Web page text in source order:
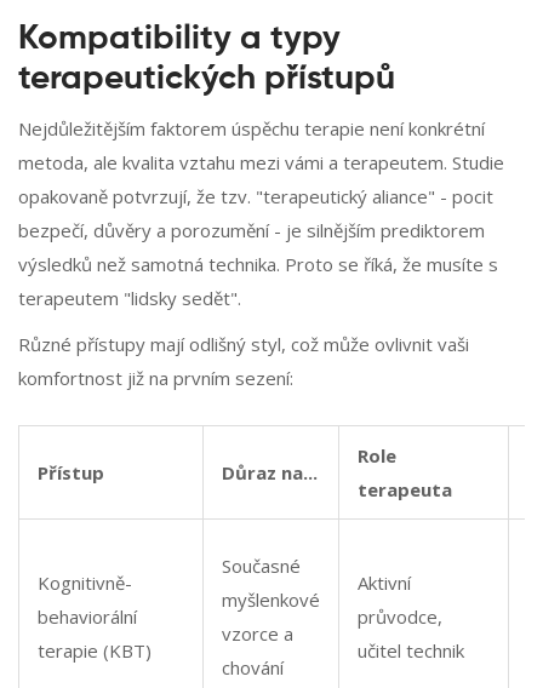
Kompatibility a typy
terapeutických přístupů
Nejdůležitějším faktorem úspěchu terapie není konkrétní
metoda, ale kvalita vztahu mezi vámi a terapeutem. Studie
opakovaně potvrzují, že tzv. "terapeutický aliance" - pocit
bezpečí, důvěry a porozumění - je silnějším prediktorem
výsledků než samotná technika. Proto se říká, že musíte s
terapeutem "lidsky sedět".
Různé přístupy mají odlišný styl, což může ovlivnit vaši
komfortnost již na prvním sezení:
Přístup Důraz na...
Role
terapeuta
Kognitivně-
behaviorální
terapie (KBT)
Současné
myšlenkové
vzorce a
chování
Aktivní
průvodce,
učitel technik